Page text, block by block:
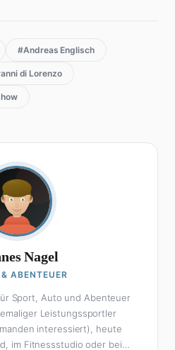
#Andreas Englisch
di Lorenzo
Nagel
ABENTEUER
Sport, Auto und Abenteuer
Leistungssportler
interessiert), heute
im Fitnessstudio oder beim